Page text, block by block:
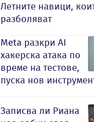
Летните навици,
разболяват
Meta разкри AI
хакерска атака по
време на тестове,
пуска нов
Записва ли Риана